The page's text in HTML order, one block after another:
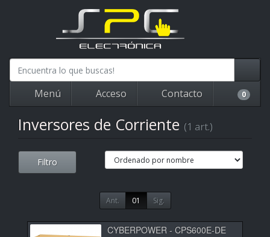
Menú Acceso Contacto 0
Inversores de Corriente (1 art.)
Filtro
Ant. 01 Sig.
CYBERPOWER - CPS600E-DE